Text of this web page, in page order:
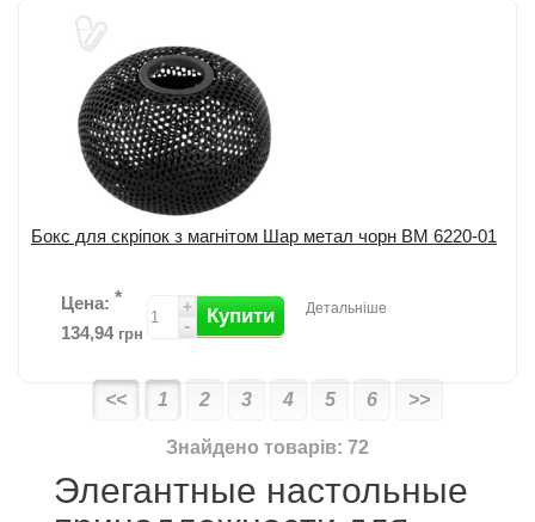
Підставка-органайзер вертушка від Axent; Розмір 125x155мм;
Матеріал: пластик; 10 відділень; Колір: чорний. ...
Додати до порівняння
Бокс для скріпок з магнітом Шар метал чорн BM 6220-01
Цена: *
134,94 грн
+
- Купити Детальніше
сітка; Суцільнометалеве дно; Розмір: 75х54мм; Колір: чорний. ...
детальніше
<< 1 2 3 4 5 6 >>
Знайдено товарів: 72
Элегантные настольные